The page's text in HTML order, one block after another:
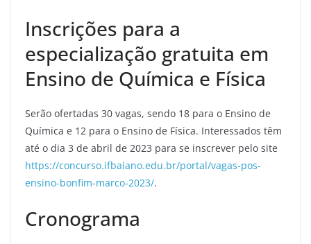
Inscrições para a
especialização gratuita em
Ensino de Química e Física
Serão ofertadas 30 vagas, sendo 18 para o Ensino de
Química e 12 para o Ensino de Física. Interessados têm
até o dia 3 de abril de 2023 para se inscrever pelo site
https://concurso.ifbaiano.edu.br/portal/vagas-pos-
ensino-bonfim-marco-2023/.
Cronograma